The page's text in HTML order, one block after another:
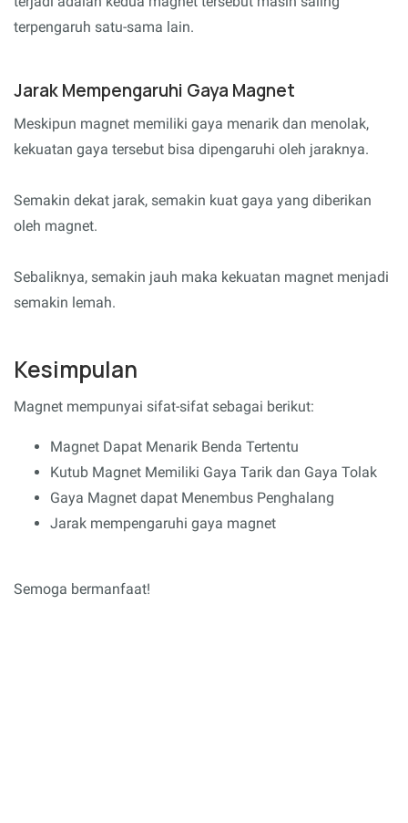
terpengaruh satu-sama lain.
Jarak Mempengaruhi Gaya Magnet
Meskipun magnet memiliki gaya menarik dan menolak,
kekuatan gaya tersebut bisa dipengaruhi oleh jaraknya.
Semakin dekat jarak, semakin kuat gaya yang diberikan
oleh magnet.
Sebaliknya, semakin jauh maka kekuatan magnet menjadi
semakin lemah.
Kesimpulan
Magnet mempunyai sifat-sifat sebagai berikut:
Magnet Dapat Menarik Benda Tertentu
Kutub Magnet Memiliki Gaya Tarik dan Gaya Tolak
Gaya Magnet dapat Menembus Penghalang
Jarak mempengaruhi gaya magnet
Semoga bermanfaat!